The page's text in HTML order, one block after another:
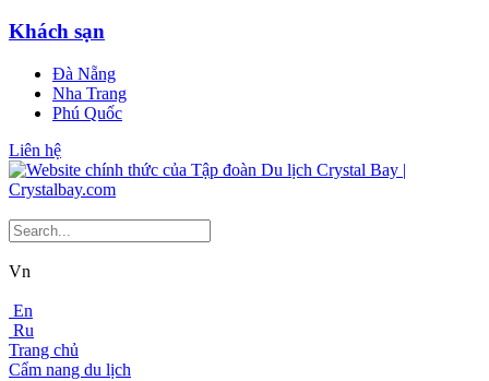
Khách sạn
Đà Nẵng
Nha Trang
Phú Quốc
Liên hệ
Vn
En
Ru
Trang chủ
Cẩm nang du lịch